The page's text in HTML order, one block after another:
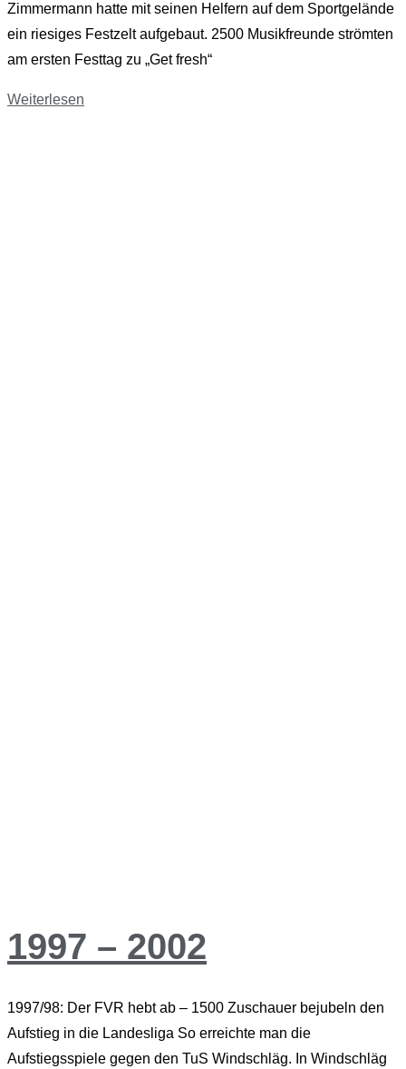
Zimmermann hatte mit seinen Helfern auf dem Sportgelände
ein riesiges Festzelt aufgebaut. 2500 Musikfreunde strömten
am ersten Festtag zu „Get fresh“
Weiterlesen
1997 – 2002
1997/98: Der FVR hebt ab – 1500 Zuschauer bejubeln den
Aufstieg in die Landesliga So erreichte man die
Aufstiegsspiele gegen den TuS Windschläg. In Windschläg